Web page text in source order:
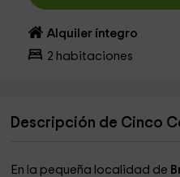
Alquiler íntegro
2 habitaciones
Descripción de Cinco
En la pequeña localidad de